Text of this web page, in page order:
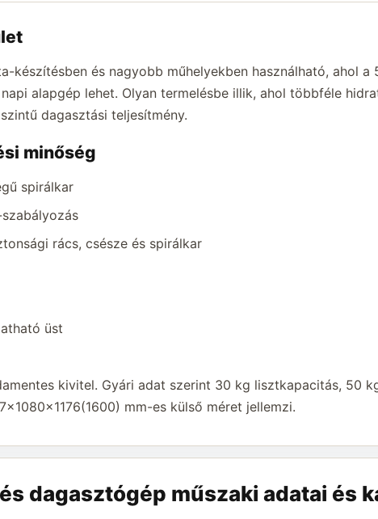
készítésben és nagyobb műhelyekben használható, ahol
alapgép lehet. Olyan termelésbe illik, ahol többféle
dagasztási teljesítmény.
minőség
spirálkar
rács, csésze és spirálkar
üst
kivitel. Gyári adat szerint 30 kg lisztkapacitás, 50
mm-es külső méret jellemzi.
dagasztógép műszaki adatai és